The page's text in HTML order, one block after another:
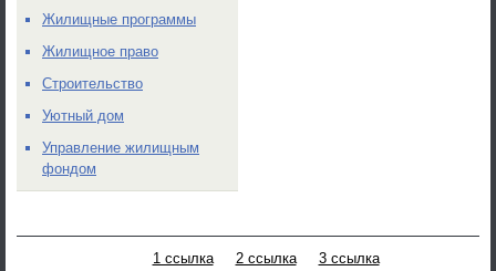
Жилищные программы
Жилищное право
Строительство
Уютный дом
Управление жилищным
фондом
1 ссылка 2 ссылка 3 ссылка